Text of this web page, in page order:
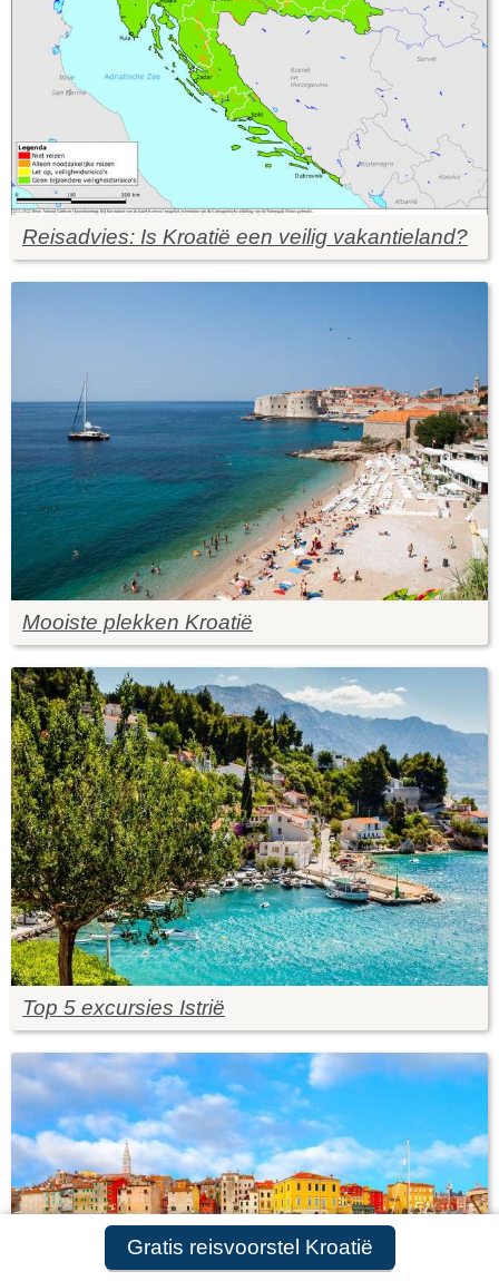
Gratis reisvoorstel Kroatië
Reisadvies: Is Kroatië een veilig vakantieland?
Mooiste plekken Kroatië
Top 5 excursies Istrië